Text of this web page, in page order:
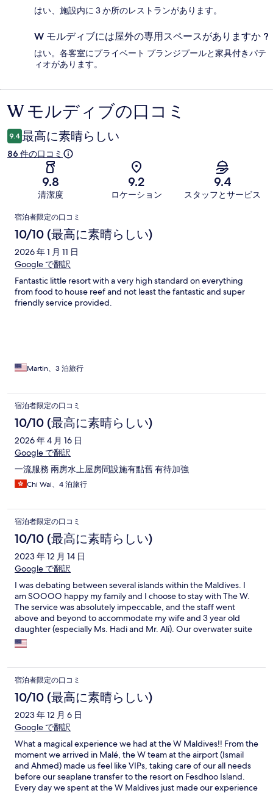
はい、施設内に 3 か所のレストランがあります。
W モルディブには屋外の専用スペースがありますか ?
はい。各客室にプライベート プランジプールと家具付きパテ
ィオがあります。
口
コ
ミ
W モルディブの口コミ
9.4 最高に素晴らしい
86 件の口コミ
9.8
清潔度
9.2
ロケーション
9.4
スタッフとサービス
口
コ
ミ
宿泊者限定の口コミ
10/10 (最高に素晴らしい)
2026 年 1 月 11 日
Google で翻訳
Fantastic little resort with a very high standard on everything
from food to house reef and not least the fantastic and super
friendly service provided.
Martin、3 泊旅行
宿泊者限定の口コミ
10/10 (最高に素晴らしい)
2026 年 4 月 16 日
Google で翻訳
一流服務 兩房水上屋房間設施有點舊 有待加強
Chi Wai、4 泊旅行
宿泊者限定の口コミ
10/10 (最高に素晴らしい)
2023 年 12 月 14 日
Google で翻訳
I was debating between several islands within the Maldives. I
am SOOOO happy my family and I choose to stay with The W.
The service was absolutely impeccable, and the staff went
above and beyond to accommodate my wife and 3 year old
daughter (especially Ms. Hadi and Mr. Ali). Our overwater suite
was stunningly beautiful. The water sports and activities were
experiences I’ll cherish forever. The coral reef around the island
宿泊者限定の口コミ
10/10 (最高に素晴らしい)
2023 年 12 月 6 日
Google で翻訳
What a magical experience we had at the W Maldives!! From the
moment we arrived in Malé, the W team at the airport (Ismail
and Ahmed) made us feel like VIPs, taking care of our all needs
before our seaplane transfer to the resort on Fesdhoo Island.
Every day we spent at the W Maldives just made our experience